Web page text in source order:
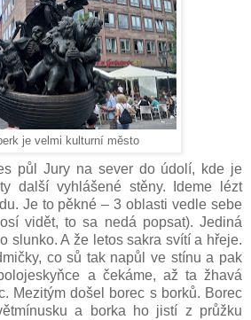
je velmi kulturní město
půl Jury na sever do údolí, kde je
další vyhlášené stěny. Ideme lézt
Je to pěkné – 3 oblasti vedle sebe
vidět, to sa nedá popsat). Jediná
slunko. A že letos sakra svítí a hřeje.
co sů tak napůl ve stínu a pak
a čekáme, až ta žhavá
Mezitým došel borec s borků. Borec
a borka ho jistí z průžku